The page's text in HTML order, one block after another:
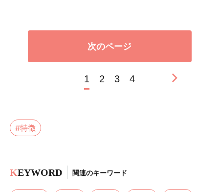
次のページ
1 2 3 4
#特徴
KEYWORD 関連のキーワード